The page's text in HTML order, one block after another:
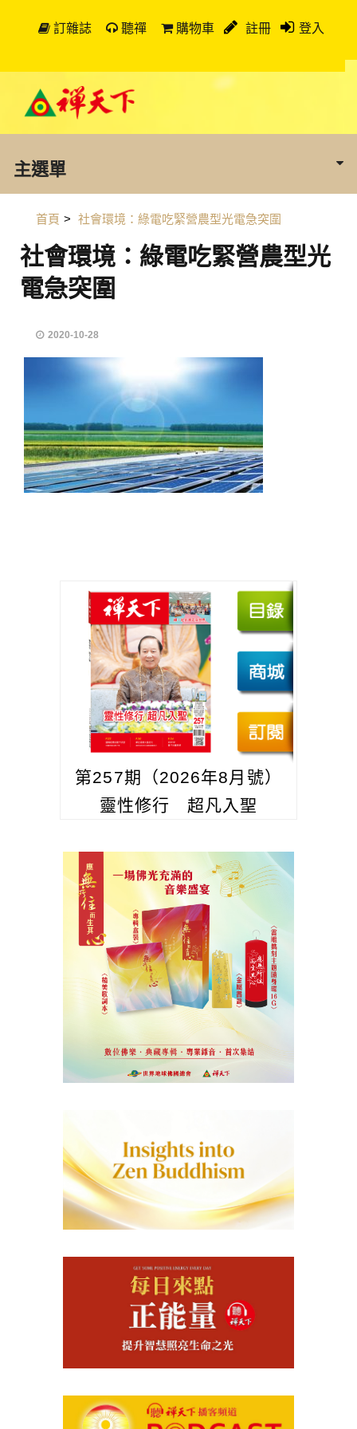
訂雜誌 聽禪 購物車 註冊 登入
主選單
首頁 > 社會環境：綠電吃緊營農型光電急突圍
社會環境：綠電吃緊營農型光
電急突圍
2020-10-28
第257期（2026年8月號）
靈性修行 超凡入聖